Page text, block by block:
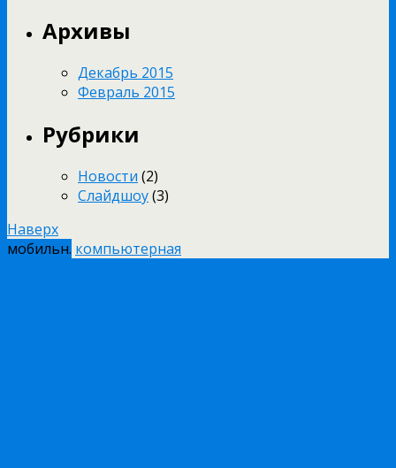
Архивы
Декабрь 2015
Февраль 2015
Рубрики
Новости (2)
Слайдшоу(3)
Наверх
мобильн. компьютерная